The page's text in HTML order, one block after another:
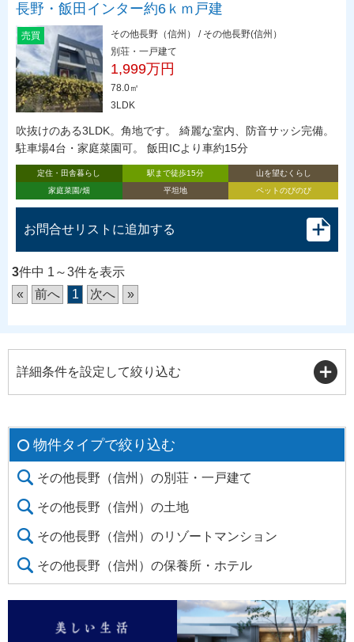
長野・飯田インター約6ｋｍ戸建
売買
その他長野（信州） / その他長野(信州）
別荘・一戸建て
1,999万円
78.0㎡
3LDK
吹抜けのある3LDK。角地です。 綺麗な室内、防音サッシ完備。
駐車場4台・家庭菜園可。 飯田ICより車約15分
定住・田舎暮らし 駅まで徒歩15分
山を望むくらし
家庭菜園/畑
平坦地 ペットのびのび
お問合せリストに追加する
3件中 1～3件を表示
«
前へ 1 次へ »
詳細条件を設定して絞り込む
物件タイプで絞り込む
その他長野（信州）の別荘・一戸建て
その他長野（信州）の土地
その他長野（信州）のリゾートマンション
その他長野（信州）の保養所・ホテル